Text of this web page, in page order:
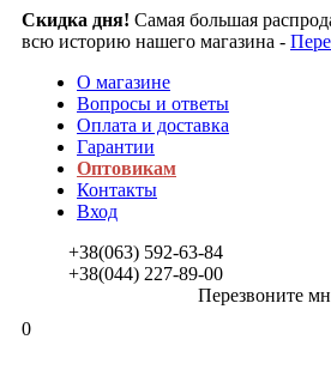
Скидка дня! Самая большая
всю историю нашего магазина -
О магазине
Вопросы и ответы
Оплата и доставка
Гарантии
Оптовикам
Контакты
Вход
+38(063) 592-63-84
+38(044) 227-89-00
Перезвоните
0